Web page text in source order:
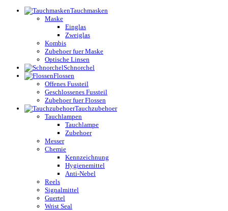
Tauchmasken
Maske
Einglas
Zweiglas
Kombis
Zubehoer fuer Maske
Optische Linsen
Schnorchel
Flossen
Offenes Fussteil
Geschlossenes Fussteil
Zubehoer fuer Flossen
Tauchzubehoer
Tauchlampen
Tauchlampe
Zubehoer
Messer
Chemie
Kennzeichnung
Hygienemittel
Anti-Nebel
Reels
Signalmittel
Guertel
Wrist Seal